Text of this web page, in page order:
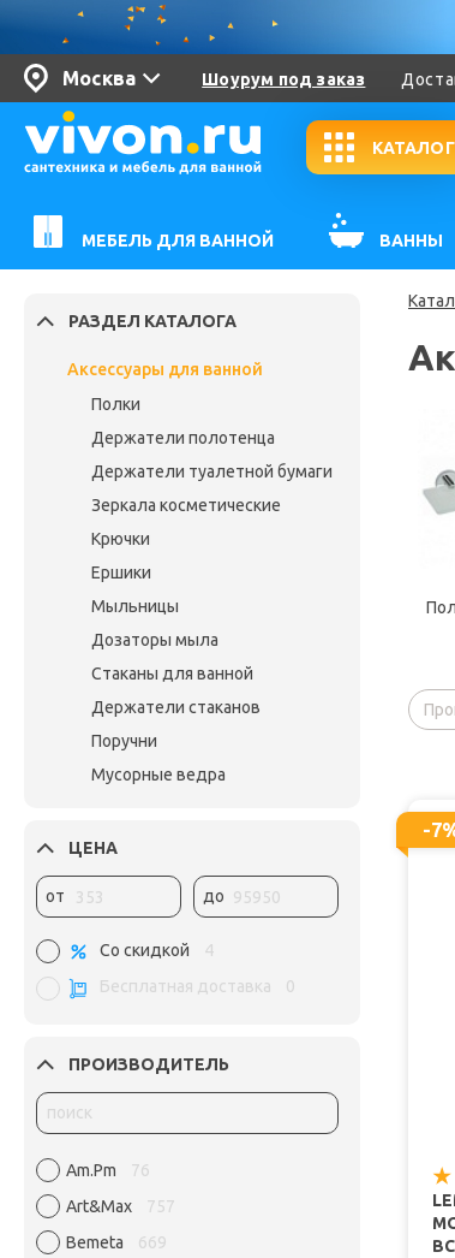
Москва Шоурум под заказ
КАТАЛОГ
МЕБЕЛЬ ДЛЯ ВАННОЙ ВАННЫ
РАЗДЕЛ КАТАЛОГА
Аксессуары для ванной
Полки
Держатели полотенца
Держатели туалетной бумаги
Зеркала косметические
Крючки
Ершики
Мыльницы
Дозаторы мыла
Стаканы для ванной
Держатели стаканов
Поручни
Мусорные ведра
ЦЕНА
от до
Со скидкой
4
Бесплатная доставка
0
ПРОИЗВОДИТЕЛЬ
Am.Pm
76
Art&Max
757
Bemeta
669
-